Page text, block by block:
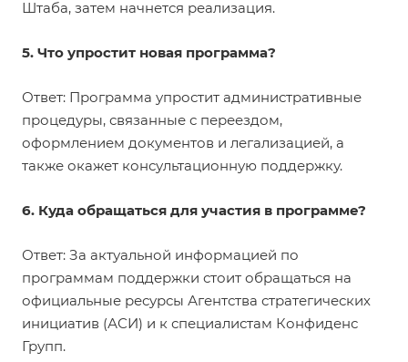
Штаба, затем начнется реализация.
5. Что упростит новая программа?
Ответ: Программа упростит административные
процедуры, связанные с переездом,
оформлением документов и легализацией, а
также окажет консультационную поддержку.
6. Куда обращаться для участия в программе?
Ответ: За актуальной информацией по
программам поддержки стоит обращаться на
официальные ресурсы Агентства стратегических
инициатив (АСИ) и к специалистам Конфиденс
Групп.